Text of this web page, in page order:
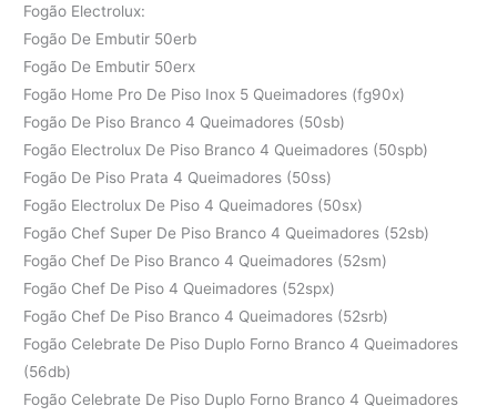
Fogão Electrolux:
Fogão De Embutir 50erb
Fogão De Embutir 50erx
Fogão Home Pro De Piso Inox 5 Queimadores (fg90x)
Fogão De Piso Branco 4 Queimadores (50sb)
Fogão Electrolux De Piso Branco 4 Queimadores (50spb)
Fogão De Piso Prata 4 Queimadores (50ss)
Fogão Electrolux De Piso 4 Queimadores (50sx)
Fogão Chef Super De Piso Branco 4 Queimadores (52sb)
Fogão Chef De Piso Branco 4 Queimadores (52sm)
Fogão Chef De Piso 4 Queimadores (52spx)
Fogão Chef De Piso Branco 4 Queimadores (52srb)
Fogão Celebrate De Piso Duplo Forno Branco 4 Queimadores
(56db)
Fogão Celebrate De Piso Duplo Forno Branco 4 Queimadores